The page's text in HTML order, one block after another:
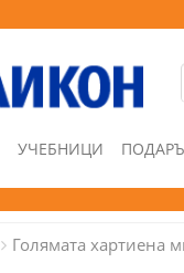
УЧЕБНИЦИ
Голямата хартиена